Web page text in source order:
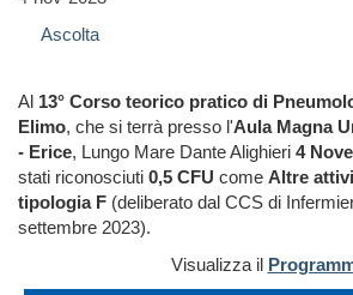
Ascolta
Al 13° Corso teorico pratico di
Elimo, che si terrà presso l'Aula Magna
- Erice, Lungo Mare Dante Alighieri 4
stati riconosciuti 0,5 CFU come Altre
tipologia F (deliberato dal CCS di
settembre 2023).
Visualizza il